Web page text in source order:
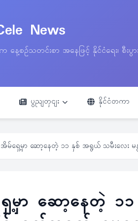
News
က နေ့စဉ်သတင်းစာ အနေဖြင့် နိုင်ငံရေး၊
ပွညျတှငျး နိုင်ငံတကာ
အိမ်ရှေ့မှာ ဆော့နေတဲ့ ၁၁ နှစ် အရွယ် သမီးလေး
မှာ ဆော့နေတဲ့